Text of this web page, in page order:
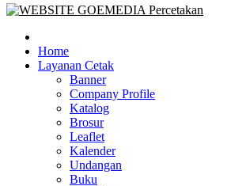
Goe Media Percetakan | 0822-4439-5599
0822-4439-5599 (Call/WA) Percetakan jasa
invoice kartu nama label map nota spanduk
pernikahan murah online 24 jam
Home
Layanan Cetak
Banner
Company Profile
Katalog
Brosur
Leaflet
Kalender
Undangan
Buku